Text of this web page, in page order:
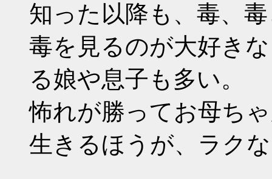
知った以降も、毒、
毒を見るのが大好き
る娘や息子も多い。
怖れが勝ってお母ち
生きるほうが、ラク